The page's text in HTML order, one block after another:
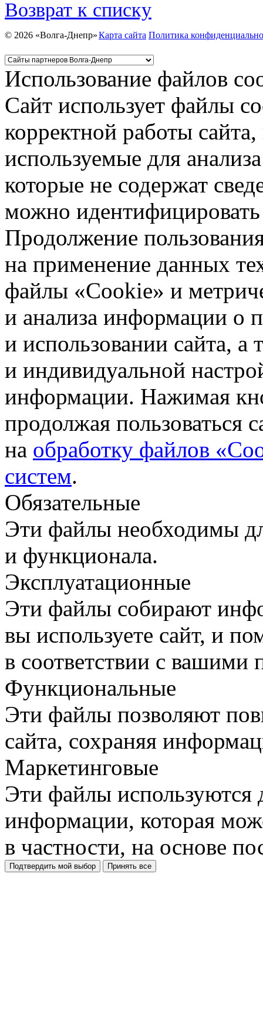
Возврат к списку
© 2026 «Волга-Днепр»Карта сайта Политика
Использование файлов
Сайт использует файлы
корректной работы
используемые для
которые не содержат
можно идентифицировать
Продолжение
на применение данных
файлы «Cookie» и
и анализа информации о
и использовании сайта,
и индивидуальной
информации. Нажимая
продолжая пользоваться
на обработку файлов
систем.
Обязательные
Эти файлы необходимы
и функционала.
Эксплуатационные
Эти файлы собирают
вы используете сайт, и
в соответствии с вашими
Функциональные
Эти файлы позволяют
сайта, сохраняя
Маркетинговые
Эти файлы используются
информации, которая
в частности, на основе
Подтвердить мой выбор Принять все